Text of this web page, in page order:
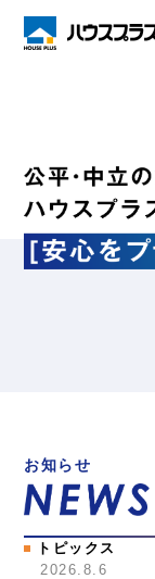
お知らせ
トピックス
2026.8.6